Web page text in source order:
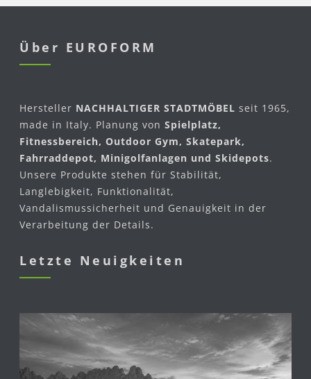
Über EUROFORM
Hersteller NACHHALTIGER STADTMÖBEL seit 1965,
made in Italy. Planung von Spielplatz,
Fitnessbereich, Outdoor Gym, Skatepark,
Fahrraddepot, Minigolfanlagen und Skidepots.
Unsere Produkte stehen für Stabilität,
Langlebigkeit, Funktionalität,
Vandalismussicherheit und Genauigkeit in der
Verarbeitung der Details.
Letzte Neuigkeiten